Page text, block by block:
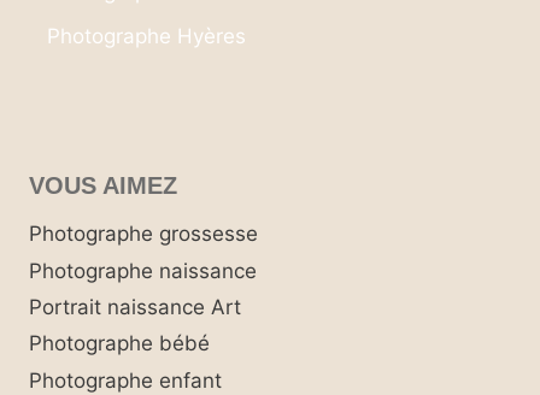
Photographe Hyères
VOUS AIMEZ
Photographe grossesse
Photographe naissance
Portrait naissance Art
Photographe bébé
Photographe enfant